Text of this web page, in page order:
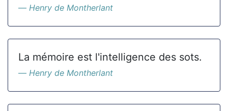
Henry de Montherlant
La mémoire est l'intelligence des sots.
Henry de Montherlant